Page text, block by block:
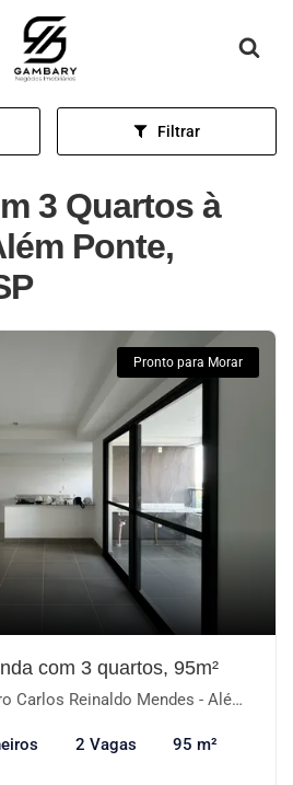
Página inicial
Filtrar
3 Quartos à
Ponte,
Pronto para Morar
com 3 quartos, 95m²
Mendes - Além Ponte, Sorocaba-SP
2 Vagas 95 m²